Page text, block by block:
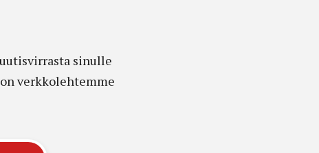
sinulle
verkkolehtemme